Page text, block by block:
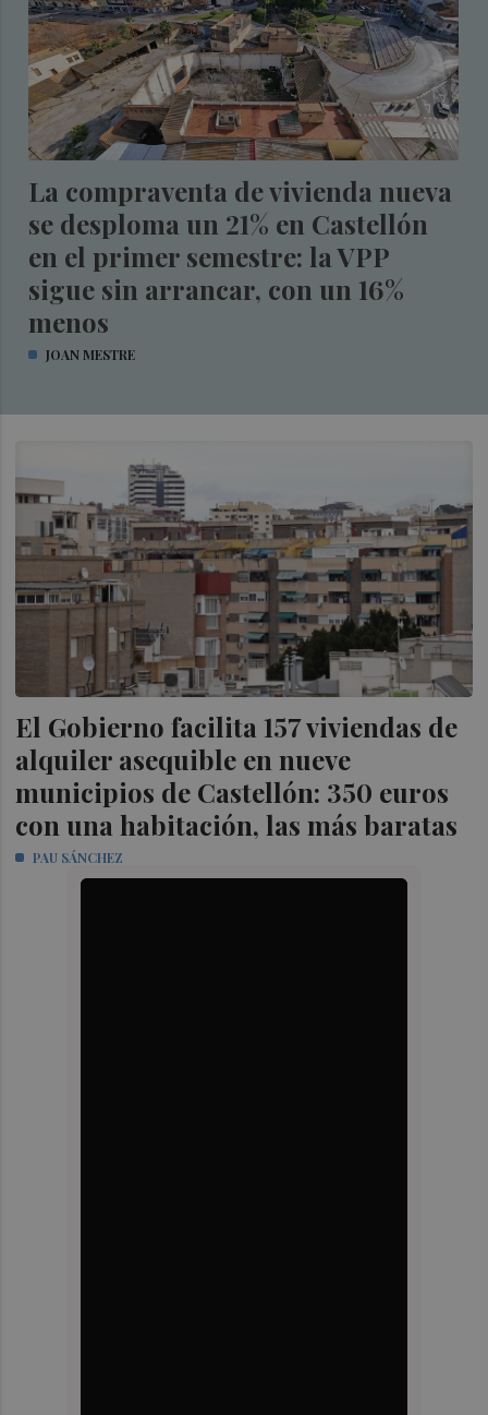
La compraventa de vivienda nueva
se desploma un 21% en Castellón
en el primer semestre: la VPP
sigue sin arrancar, con un 16%
menos
JOAN MESTRE
El Gobierno facilita 157 viviendas de
alquiler asequible en nueve
municipios de Castellón: 350 euros
con una habitación, las más baratas
PAU SÁNCHEZ